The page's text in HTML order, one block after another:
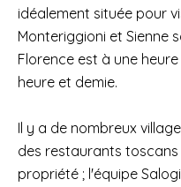
idéalement située pour
Monteriggioni et Sienne
Florence est à une
heure et demie.
Il y a de nombreux
des restaurants
propriété ; l'équipe